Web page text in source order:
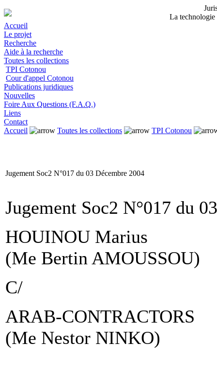
La technologie
Accueil
Le projet
Recherche
Aide à la recherche
Toutes les collections
TPI Cotonou
Cour d'appel Cotonou
Publications juridiques
Nouvelles
Foire Aux Questions (F.A.Q.)
Liens
Contact
Accueil
Toutes les collections TPI Cotonou
Jugement Soc2 N°017 du 03 Décembre 2004
Jugement Soc2 N°017 du
HOUINOU Marius
(Me Bertin AMOUSSOU)
C/
ARAB-CONTRACTORS
(Me Nestor NINKO)